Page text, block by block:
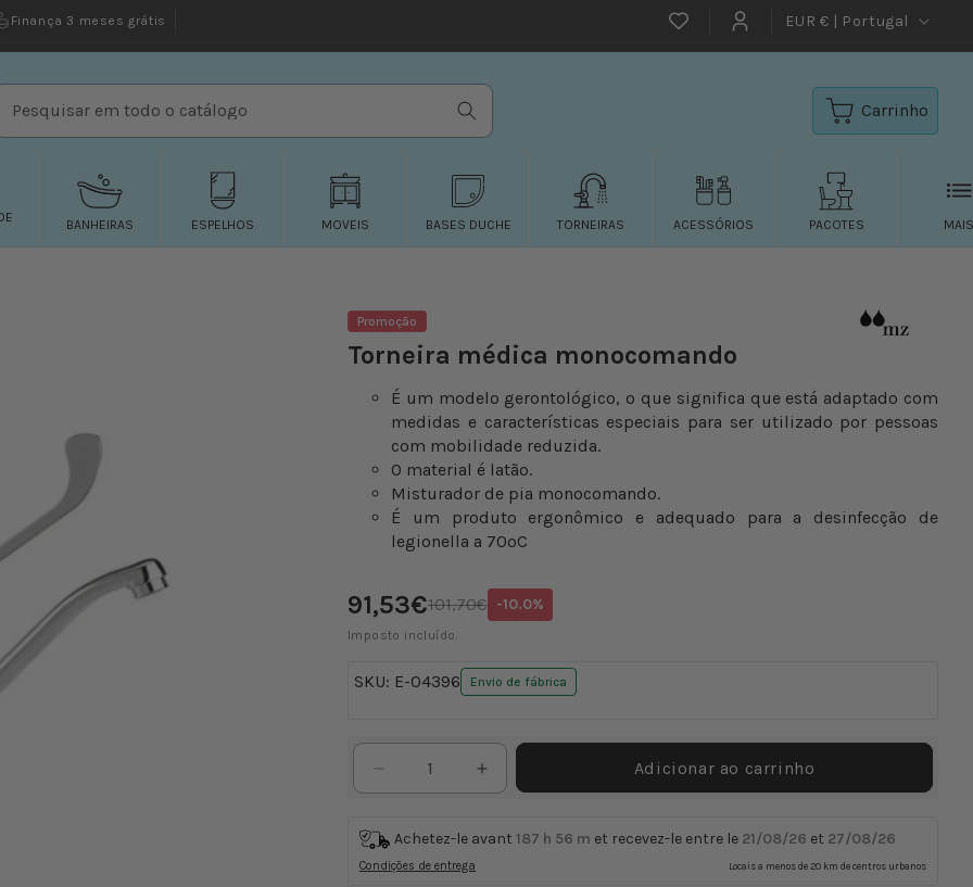
Finança 3 meses grátis Favoritos Iniciar
sessão
EUR € | Portugal
BANHEIRAS ESPELHOS MOVEIS BASES DUCHE TORNEIRAS ACESSÓRIOS PACOTES MAIS
Pesquisar em todo o catálogo Carrinho
Promoção
Torneira médica monocomando
É um modelo gerontológico, o que significa que está adaptado com
medidas e características especiais para ser utilizado por pessoas
com mobilidade reduzida.
O material é latão.
Misturador de pia monocomando.
É um produto ergonômico e adequado para a desinfecção de
legionella a 70ºC
Preço
101,70€
Preço
de
saldo
91,53€
Translation
missing:
-10.0%
Imposto incluído.
SKU: E-04396 Envio de fábrica
Diminuir
quantidade
de
Torneira
Aumentar
de
Adicionar ao carrinho
Achetez-le avant 187 h 56 m et recevez-le entre le 21/08/26 et 27/08/26
Condições de entrega Locais a menos de 20 km de centros urbanos